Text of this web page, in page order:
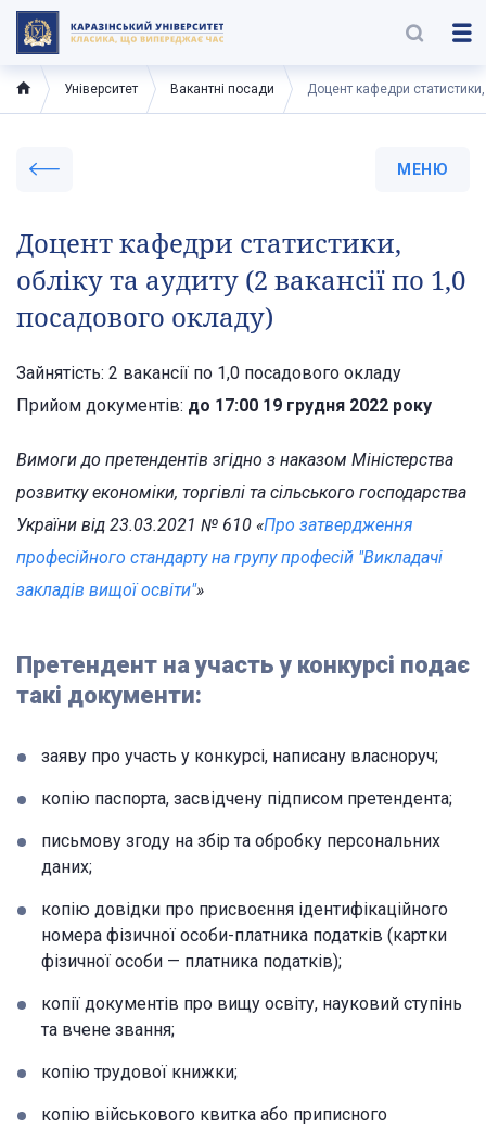
Університет Вакантні посади Доцент кафедри
МЕНЮ
Доцент кафедри статистики,
обліку та аудиту (2 вакансії по 1,0
посадового окладу)
Зайнятість: 2 вакансії по 1,0 посадового окладу
Прийом документів: до 17:00 19 грудня 2022 року
Вимоги до претендентів згідно з наказом Міністерства
розвитку економіки, торгівлі та сільського господарства
України від 23.03.2021 № 610 «Про затвердження
професійного стандарту на групу професій "Викладачі
закладів вищої освіти"»
Претендент на участь у конкурсі подає
такі документи:
заяву про участь у конкурсі, написану власноруч;
копію паспорта, засвідчену підписом претендента;
письмову згоду на збір та обробку персональних
даних;
копію довідки про присвоєння ідентифікаційного
номера фізичної особи-платника податків (картки
фізичної особи — платника податків);
копії документів про вищу освіту, науковий ступінь
та вчене звання;
копію трудової книжки;
копію військового квитка або приписного